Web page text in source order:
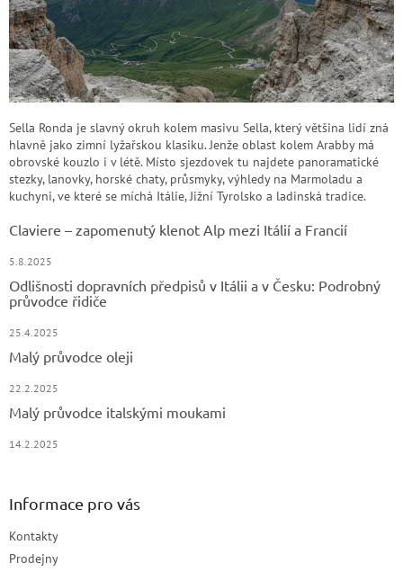
Sella Ronda je slavný okruh kolem masivu Sella, který většina lidí zná
hlavně jako zimní lyžařskou klasiku. Jenže oblast kolem Arabby má
obrovské kouzlo i v létě. Místo sjezdovek tu najdete panoramatické
stezky, lanovky, horské chaty, průsmyky, výhledy na Marmoladu a
kuchyni, ve které se míchá Itálie, Jižní Tyrolsko a ladinská tradice.
Claviere – zapomenutý klenot Alp mezi Itálií a Francií
5.8.2025
Odlišnosti dopravních předpisů v Itálii a v Česku: Podrobný
průvodce řidiče
25.4.2025
Malý průvodce oleji
22.2.2025
Malý průvodce italskými moukami
14.2.2025
Informace pro vás
Kontakty
Prodejny